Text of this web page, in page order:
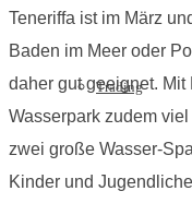
Trading
Teneriffa ist im März
Baden im Meer oder
daher gut geeignet.
Wasserpark zudem
zwei große Wasser-
Kinder und